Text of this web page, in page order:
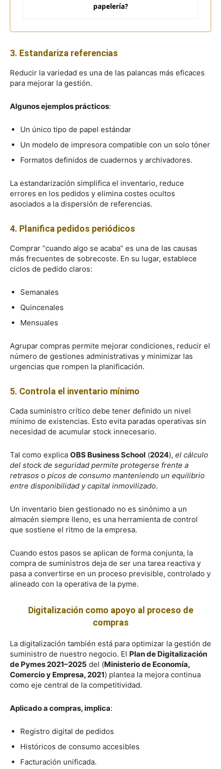
papelería?
3. Estandariza referencias
Reducir la variedad es una de las palancas más eficaces
para mejorar la gestión.
Algunos ejemplos prácticos:
Un único tipo de papel estándar
Un modelo de impresora compatible con un solo tóner
Formatos definidos de cuadernos y archivadores.
La estandarización simplifica el inventario, reduce
errores en los pedidos y elimina costes ocultos
asociados a la dispersión de referencias.
4. Planifica pedidos periódicos
Comprar “cuando algo se acaba” es una de las causas
más frecuentes de sobrecoste. En su lugar, establece
ciclos de pedido claros:
Semanales
Quincenales
Mensuales
Agrupar compras permite mejorar condiciones, reducir el
número de gestiones administrativas y minimizar las
urgencias que rompen la planificación.
5. Controla el inventario mínimo
Cada suministro crítico debe tener definido un nivel
mínimo de existencias. Esto evita paradas operativas sin
necesidad de acumular stock innecesario.
Tal como explica OBS Business School (2024), el cálculo
del stock de seguridad permite protegerse frente a
retrasos o picos de consumo manteniendo un equilibrio
entre disponibilidad y capital inmovilizado.
Un inventario bien gestionado no es sinónimo a un
almacén siempre lleno, es una herramienta de control
que sostiene el ritmo de la empresa.
Cuando estos pasos se aplican de forma conjunta, la
compra de suministros deja de ser una tarea reactiva y
pasa a convertirse en un proceso previsible, controlado y
alineado con la operativa de la pyme.
Digitalización como apoyo al proceso de
compras
La digitalización también está para optimizar la gestión de
suministro de nuestro negocio. El Plan de Digitalización
de Pymes 2021–2025 del (Ministerio de Economía,
Comercio y Empresa, 2021) plantea la mejora continua
como eje central de la competitividad.
Aplicado a compras, implica:
Registro digital de pedidos
Históricos de consumo accesibles
Facturación unificada.